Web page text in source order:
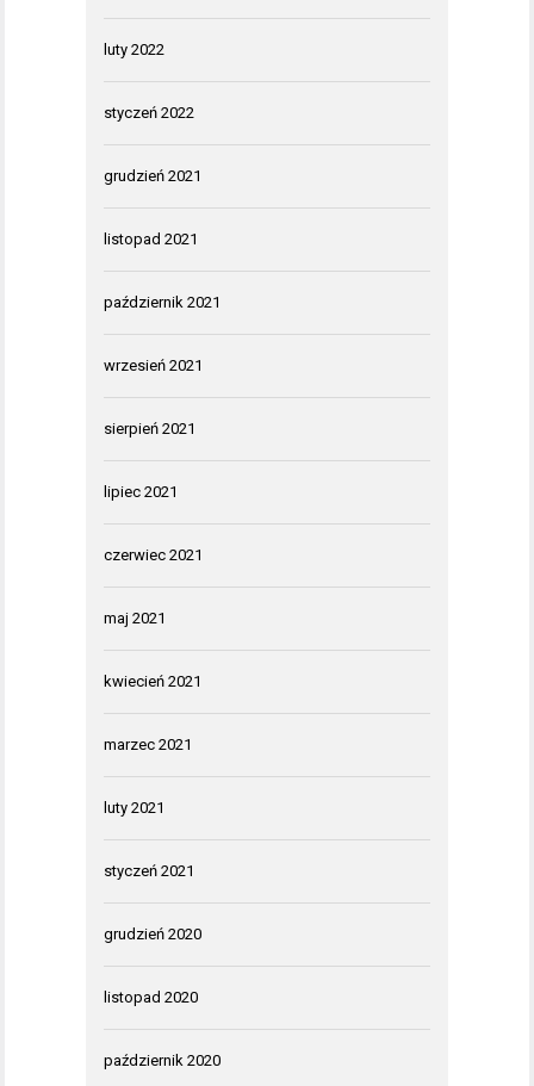
luty 2022
styczeń 2022
grudzień 2021
listopad 2021
październik 2021
wrzesień 2021
sierpień 2021
lipiec 2021
czerwiec 2021
maj 2021
kwiecień 2021
marzec 2021
luty 2021
styczeń 2021
grudzień 2020
listopad 2020
październik 2020